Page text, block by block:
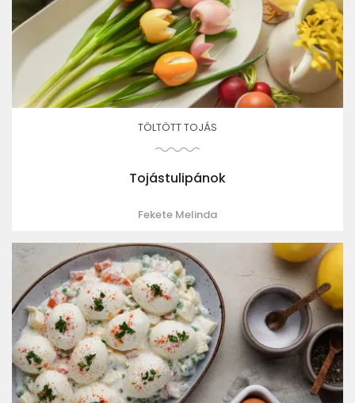
TÖLTÖTT TOJÁS
Tojástulipánok
Fekete Melinda